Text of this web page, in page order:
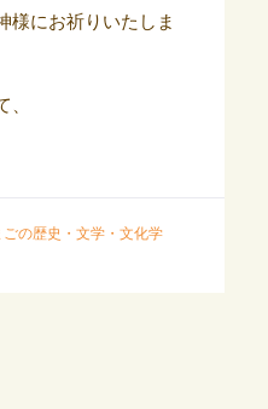
様にお祈りいたしま
、
ごの歴史・文学・文化学